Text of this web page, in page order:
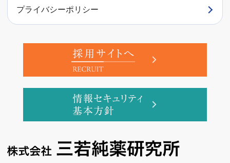
プライバシーポリシー